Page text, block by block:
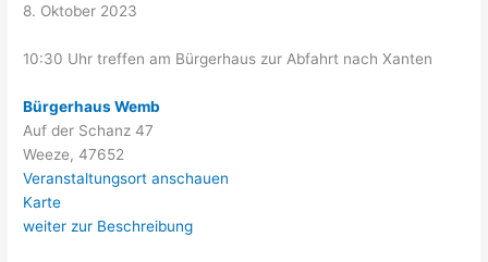
8. Oktober 2023
10:30 Uhr treffen am Bürgerhaus zur Abfahrt nach Xanten
Bürgerhaus Wemb
Auf der Schanz 47
Weeze,47652
Veranstaltungsort anschauen
Karte
weiter zur Beschreibung